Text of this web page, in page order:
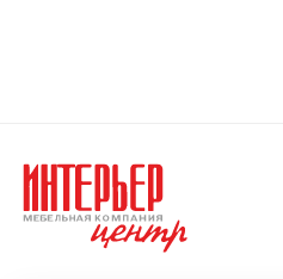
Согласен с
и обработкой данных.